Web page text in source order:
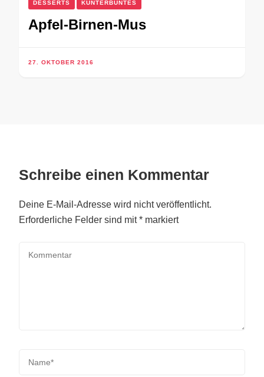
DESSERTS KUNTERBUNTES
Apfel-Birnen-Mus
27. OKTOBER 2016
Schreibe einen Kommentar
Deine E-Mail-Adresse wird nicht veröffentlicht.
Erforderliche Felder sind mit* markiert